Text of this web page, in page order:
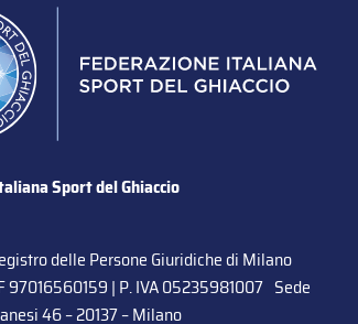
Sport del Ghiaccio
delle Persone Giuridiche di Milano
97016560159 | P. IVA 05235981007 Sede
46 – 20137 – Milano